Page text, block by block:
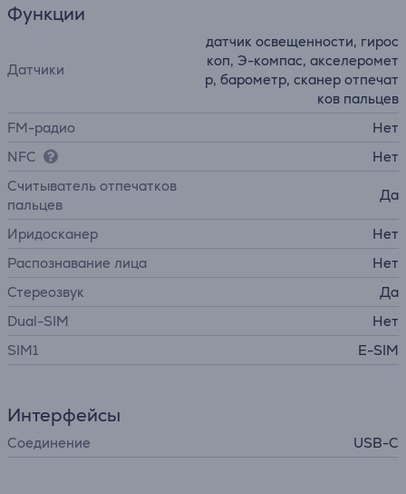
Функции
Датчики
датчик освещенности, гирос
коп, Э-компас, акселеромет
р, барометр, сканер отпечат
ков пальцев
FM-радио
Нет
NFC
Нет
Считыватель отпечатков
пальцев
Да
Иридосканер
Нет
Распознавание лица
Нет
Стереозвук
Да
Dual-SIM
Нет
SIM1
E-SIM
Интерфейсы
Соединение USB-C